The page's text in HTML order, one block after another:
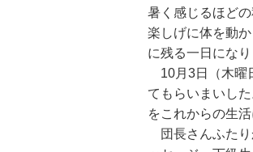
暑く感じるほど
楽しげに体を動
に残る一日になり
10月3日（木曜
てもらいまいし
をこれからの生
団長さんふたり